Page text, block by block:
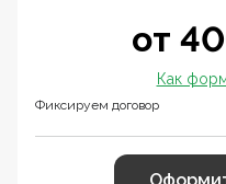
от
Фиксируем договор
Как